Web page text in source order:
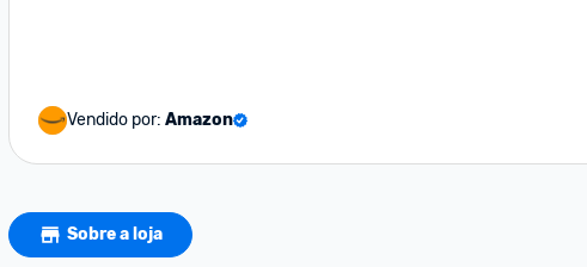
Vendido por: Amazon
Sobre a loja